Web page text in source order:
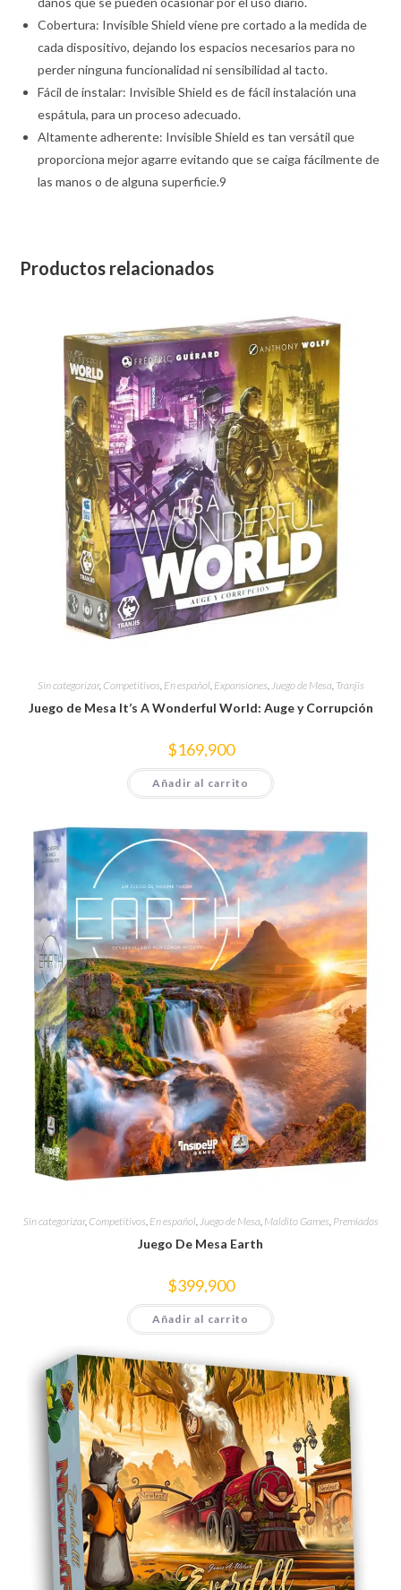
Cobertura: Invisible Shield viene pre cortado a la medida de
cada dispositivo, dejando los espacios necesarios para no
perder ninguna funcionalidad ni sensibilidad al tacto.
Fácil de instalar: Invisible Shield es de fácil instalación una
espátula, para un proceso adecuado.
Altamente adherente: Invisible Shield es tan versátil que
proporciona mejor agarre evitando que se caiga fácilmente de
las manos o de alguna superficie.9
Productos relacionados
Sin categorizar, Competitivos En español, Expansiones Juego de Mesa Tranjis
Juego de Mesa It’s A Wonderful World: Auge y Corrupción
$169,900
Añadir al carrito
Sin categorizar, Competitivos En español, Juego de Mesa Maldito Games Premiados
Juego De Mesa Earth
$399,900
Añadir al carrito